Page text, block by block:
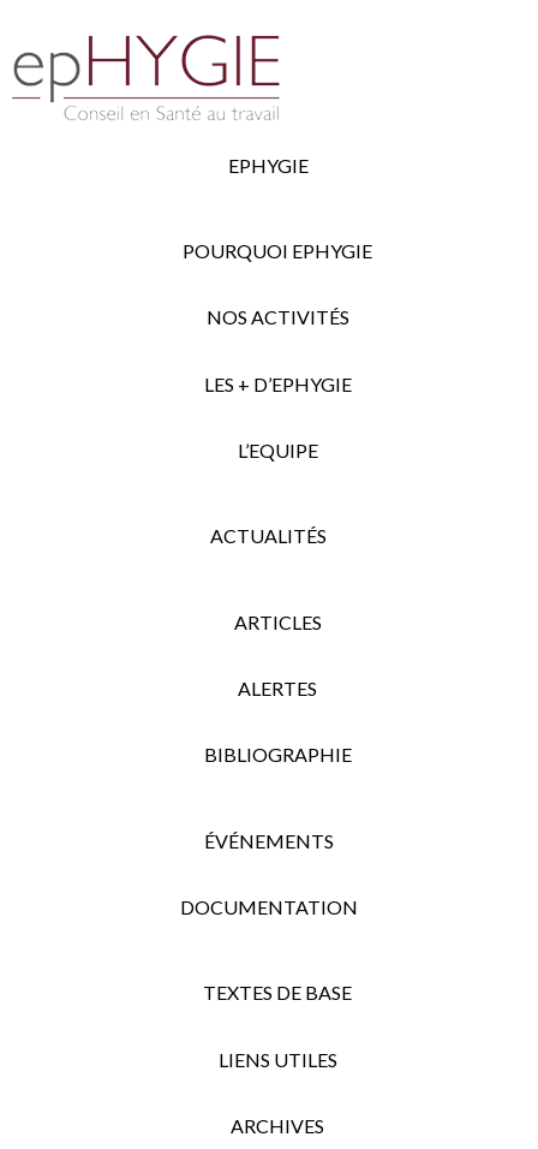
EPHYGIE
POURQUOI EPHYGIE
NOS ACTIVITÉS
LES + D’EPHYGIE
L’EQUIPE
ACTUALITÉS
ARTICLES
ALERTES
BIBLIOGRAPHIE
ÉVÉNEMENTS
DOCUMENTATION
TEXTES DE BASE
LIENS UTILES
ARCHIVES